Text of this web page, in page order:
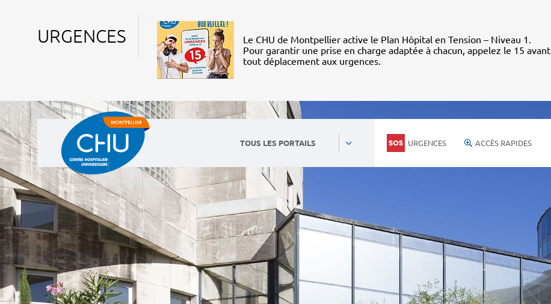
URGENCES
Le CHU de Montpellier active le Plan Hôpital en Tension – Niveau 1.
Pour garantir une prise en charge adaptée à chacun, appelez le 15 avant
tout déplacement aux urgences.
TOUS LES PORTAILS URGENCES ACCÈS RAPIDES